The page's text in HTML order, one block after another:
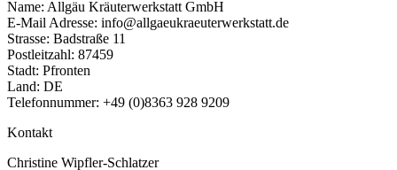
Name: Allgäu Kräuterwerkstatt GmbH
E-Mail Adresse: info@allgaeukraeuterwerkstatt.de
Strasse: Badstraße 11
Postleitzahl: 87459
Stadt: Pfronten
Land: DE
Telefonnummer: +49 (0)8363 928 9209
Kontakt
Christine Wipfler-Schlatzer